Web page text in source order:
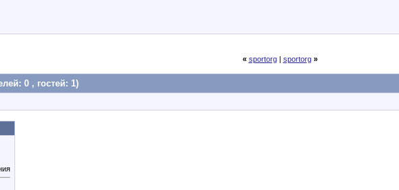
« sportorg| sportorg »
0 , гостей: 1)